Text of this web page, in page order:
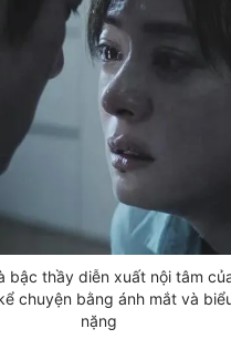
bậc thầy diễn xuất nội tâm
chuyện bằng ánh mắt và
nặng